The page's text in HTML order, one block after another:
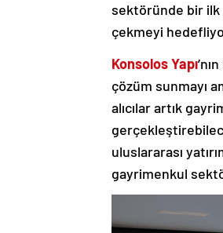
sektöründe bir ilk
çekmeyi
Konsolos Yapı
çözüm sunmayı
alıcılar artık
uluslararası
gayrimenkul